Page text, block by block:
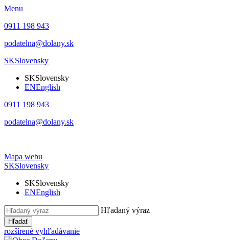
Menu
0911 198 943
podatelna@dolany.sk
SKSlovensky
SKSlovensky
ENEnglish
0911 198 943
podatelna@dolany.sk
Mapa webu
SKSlovensky
SKSlovensky
ENEnglish
Hľadaný výraz
Hľadať
rozšírené vyhľadávanie